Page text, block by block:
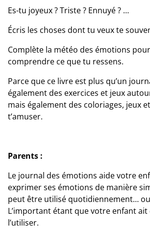
Es-tu joyeux ? Triste ? Ennuyé ? …
Écris les choses dont tu veux te
Complète la météo des émotions
comprendre ce que tu ressens.
Parce que ce livre est plus qu’un
également des exercices et jeux
mais également des coloriages, jeux
t’amuser.
Parents :
Le journal des émotions aide votre
exprimer ses émotions de manière
peut être utilisé quotidiennement…
L’important étant que votre enfant ait
l’utiliser.